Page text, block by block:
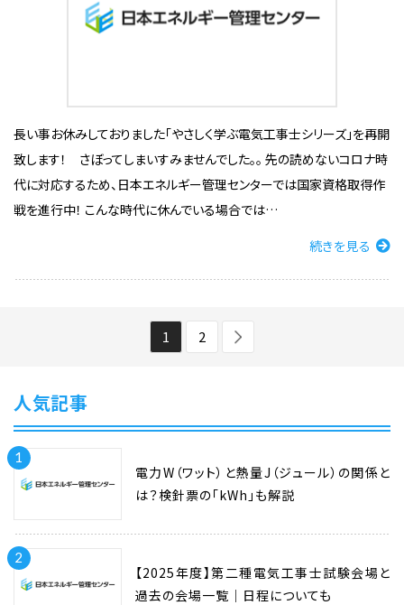
長い事お休みしておりました「やさしく学ぶ電気工事士シリーズ」を再開
致します！ さぼってしまいすみませんでした。。 先の読めないコロナ時
代に対応するため、日本エネルギー管理センターでは国家資格取得作
戦を進行中！ こんな時代に休んでいる場合では…
続きを見る
1 2
人気記事
1
電力W（ワット）と熱量J（ジュール）の関係と
は？検針票の「kWh」も解説
2
【2025年度】第二種電気工事士試験会場と
過去の会場一覧｜日程についても